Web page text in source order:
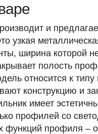
и
узкая
ширина которой
полость
относится к
конструкцию и
имеет
профилей со
функций профиля –